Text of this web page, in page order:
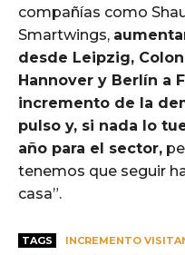
compañías como
Smartwings,
desde Leipzig,
Hannover y Berlín a
incremento de la
pulso y, si nada lo
año para el sector,
tenemos que seguir
casa”.
TAGS INCREMENTO